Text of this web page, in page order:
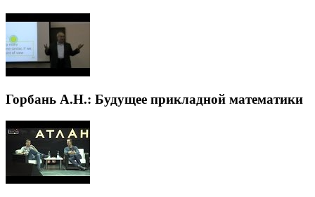
Горбань А.Н.: Будущее прикладной математики